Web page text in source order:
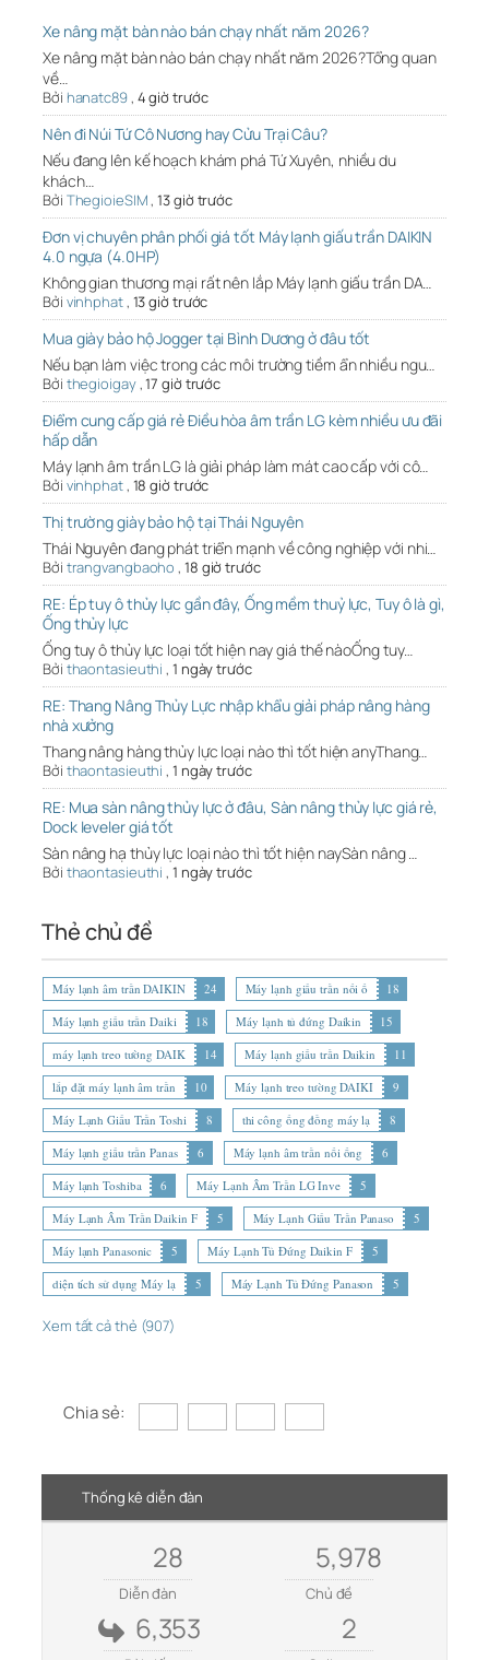
Xe nâng mặt bàn nào bán chạy nhất năm 2026?
Xe nâng mặt bàn nào bán chạy nhất năm 2026?Tổng quan
về…
Bởi hanatc89, 4 giờ trước
Nên đi Núi Tứ Cô Nương hay Cửu Trại Câu?
Nếu đang lên kế hoạch khám phá Tứ Xuyên, nhiều du
khách…
Bởi ThegioieSIM,13 giờ trước
Đơn vị chuyên phân phối giá tốt Máy lạnh giấu trần DAIKIN
4.0 ngựa (4.0HP)
Không gian thương mại rất nên lắp Máy lạnh giấu trần DA…
Bởi vinhphat, 13 giờ trước
Mua giày bảo hộ Jogger tại Bình Dương ở đâu tốt
Nếu bạn làm việc trong các môi trường tiềm ẩn nhiều ngu…
Bởi thegioigay,17 giờ trước
Điểm cung cấp giá rẻ Điều hòa âm trần LG kèm nhiều ưu đãi
hấp dẫn
Máy lạnh âm trần LG là giải pháp làm mát cao cấp với cô…
Bởi vinhphat, 18 giờ trước
Thị trường giày bảo hộ tại Thái Nguyên
Thái Nguyên đang phát triển mạnh về công nghiệp với nhi…
Bởi trangvangbaoho , 18 giờ trước
RE: Ép tuy ô thủy lực gần đây, Ống mềm thuỷ lực, Tuy ô là gì,
Ống thủy lực
Ống tuy ô thủy lực loại tốt hiện nay giá thế nàoỐng tuy…
Bởi thaontasieuthi , 1 ngày trước
RE: Thang Nâng Thủy Lực nhập khẩu giải pháp nâng hàng
nhà xưởng
Thang nâng hàng thủy lực loại nào thì tốt hiện anyThang…
Bởi thaontasieuthi , 1 ngày trước
RE: Mua sàn nâng thủy lực ở đâu, Sàn nâng thủy lực giá rẻ,
Dock leveler giá tốt
Sàn nâng hạ thủy lực loại nào thì tốt hiện naySàn nâng …
Bởi thaontasieuthi , 1 ngày trước
Thẻ chủ đề
Máy lạnh âm trần DAIKIN 24 Máy lạnh giấu trần nối ố
18
Máy lạnh giấu trần Daiki
18 Máy lạnh tủ đứng Daikin
15
máy lạnh treo tường DAIK
14 Máy lạnh giấu trần Daikin
11
lắp đặt máy lạnh âm trần
10 Máy lạnh treo tường DAIKI
9
Máy Lạnh Giấu Trần Toshi
8 thi công ống đồng máy lạ
8
Máy lạnh giấu trần Panas
6 Máy lạnh âm trần nối ống
6
Máy lạnh Toshiba
6 Máy Lạnh Âm Trần LG Inve
5
Máy Lạnh Âm Trần Daikin F
5 Máy Lạnh Giấu Trần Panaso
5
Máy lạnh Panasonic
5 Máy Lạnh Tủ Đứng Daikin F
5
diện tích sử dụng Máy lạ
5 Máy Lạnh Tủ Đứng Panason 5
Xem tất cả thẻ (907)
Chia sẻ:
Thống kê diễn đàn
28
Diễn đàn
5,978
Chủ đề
6,353 2